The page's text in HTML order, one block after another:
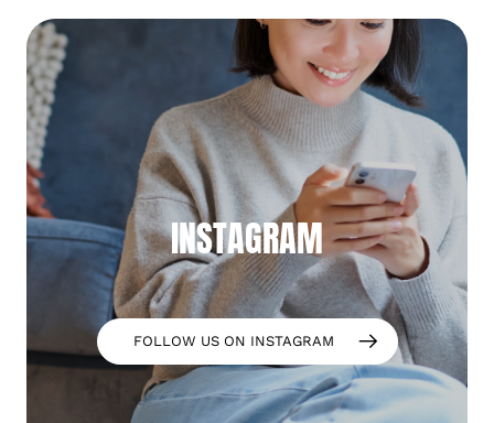
INSTAGRAM
FOLLOW US ON INSTAGRAM